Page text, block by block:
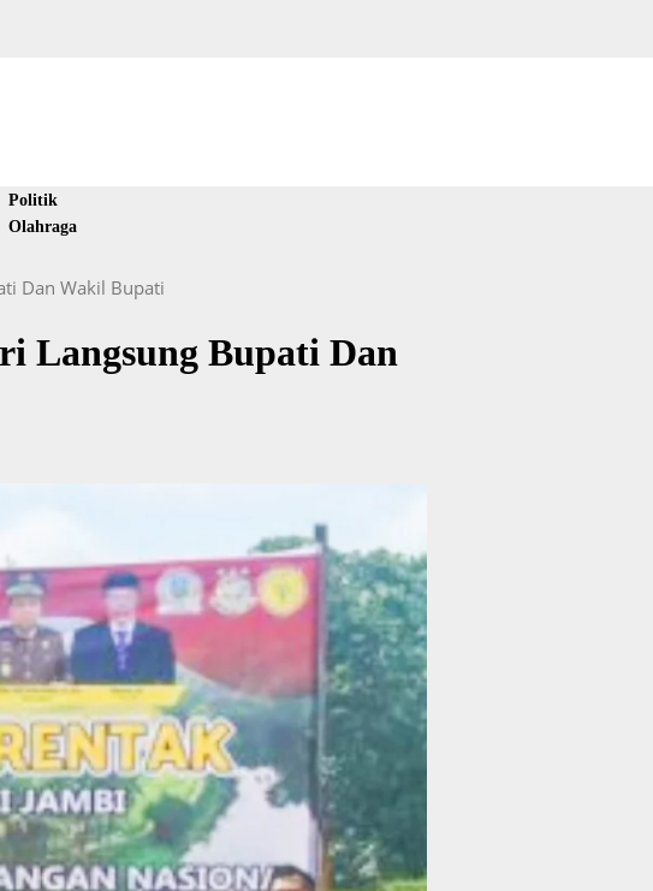
Politik
Olahraga
Dan Wakil Bupati
Langsung Bupati Dan